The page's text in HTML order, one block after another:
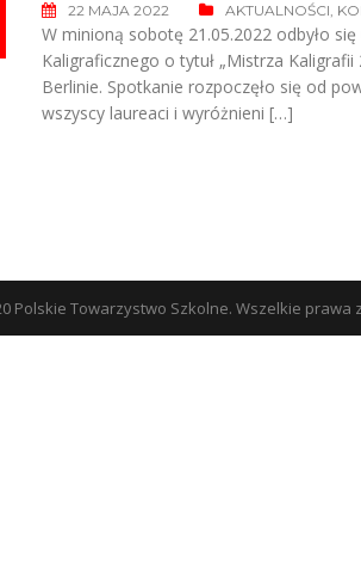
22 MAJA 2022 AKTUALNOŚCI,
W minioną sobotę 21.05.2022 odbyło
Kaligraficznego o tytuł „Mistrza
Berlinie. Spotkanie rozpoczęło się od
wszyscy laureaci i wyróżnieni […]
Polskie Towarzystwo Szkolne. Wszelkie prawa